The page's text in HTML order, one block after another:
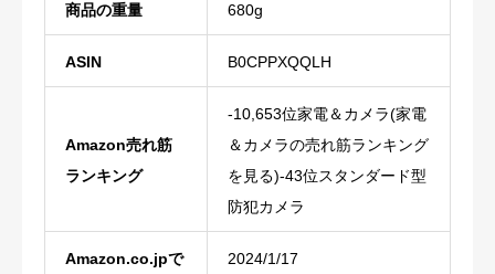
商品の重量 ‎680g
ASIN B0CPPXQQLH
Amazon売れ筋
ランキング
-10,653位家電＆カメラ(家電
＆カメラの売れ筋ランキング
を見る)-43位スタンダード型
防犯カメラ
Amazon.co.jpで
2024/1/17